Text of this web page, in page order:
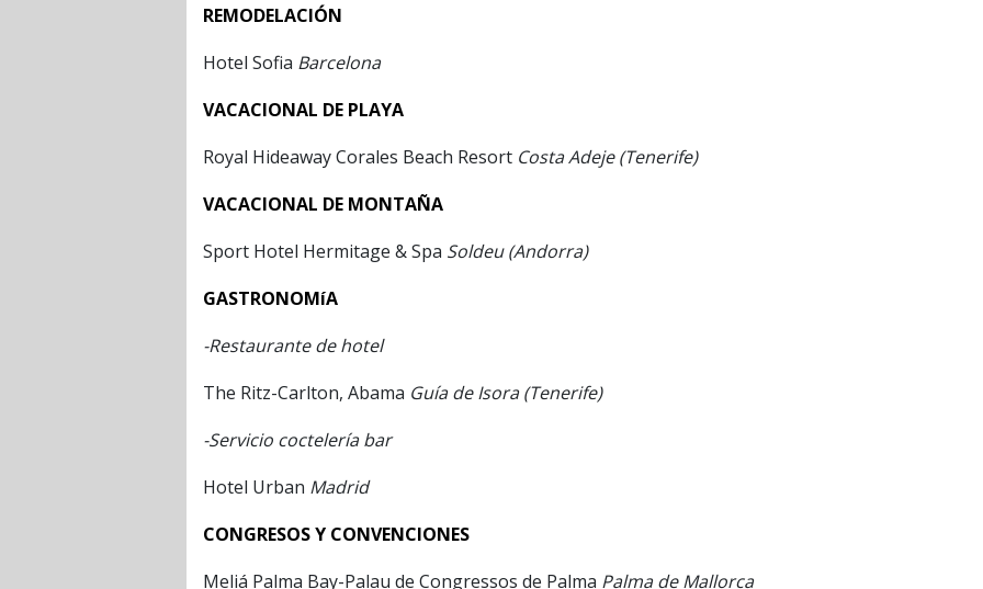
REMODELACIÓN
Hotel Sofia Barcelona
VACACIONAL DE PLAYA
Royal Hideaway Corales Beach Resort Costa Adeje (Tenerife)
VACACIONAL DE MONTAÑA
Sport Hotel Hermitage & Spa Soldeu (Andorra)
GASTRONOMíA
-Restaurante de hotel
The Ritz-Carlton, Abama Guía de Isora (Tenerife)
-Servicio coctelería bar
Hotel Urban Madrid
CONGRESOS Y CONVENCIONES
Meliá Palma Bay-Palau de Congressos de Palma Palma de Mallorca